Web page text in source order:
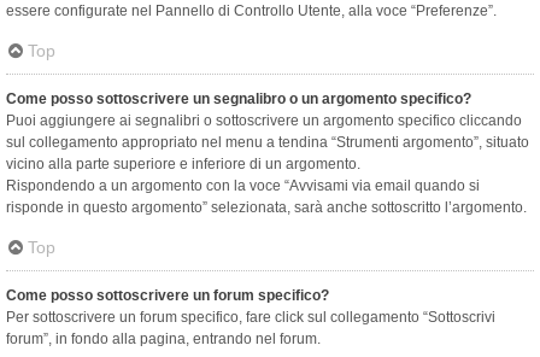
essere configurate nel Pannello di Controllo Utente, alla voce “Preferenze”.
Top
Come posso sottoscrivere un segnalibro o un argomento specifico?
Puoi aggiungere ai segnalibri o sottoscrivere un argomento specifico cliccando
sul collegamento appropriato nel menu a tendina “Strumenti argomento”, situato
vicino alla parte superiore e inferiore di un argomento.
Rispondendo a un argomento con la voce “Avvisami via email quando si
risponde in questo argomento” selezionata, sarà anche sottoscritto l’argomento.
Top
Come posso sottoscrivere un forum specifico?
Per sottoscrivere un forum specifico, fare click sul collegamento “Sottoscrivi
forum”, in fondo alla pagina, entrando nel forum.